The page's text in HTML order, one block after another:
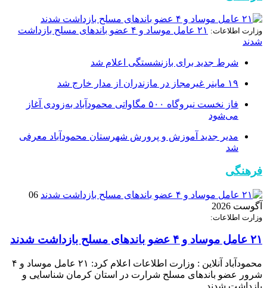
وزارت اطلاعات:
۲۱ عامل موساد و ۴ عضو باند‌های مسلح بازداشت
شدند
شرط جدید برای بازنشستگی اعلام شد
۱۹ ماینر غیرمجاز در مازندران از مدار خارج شد
فاز نخست نیروگاه ۵۰۰ مگاواتی محمودآباد به‌زودی آغاز
می‌شود
مدیر جدید آموزش و پرورش شهرستان محمودآباد معرفی
شد
فرهنگی
06
آگوست 2026
وزارت اطلاعات:
۲۱ عامل موساد و ۴ عضو باند‌های مسلح بازداشت شدند
محمودآباد آنلاین : وزارت اطلاعات اعلام کرد: ۲۱ عامل موساد و ۴
شرور عضو باند‌های مسلح شرارت در استان کرمان شناسایی و